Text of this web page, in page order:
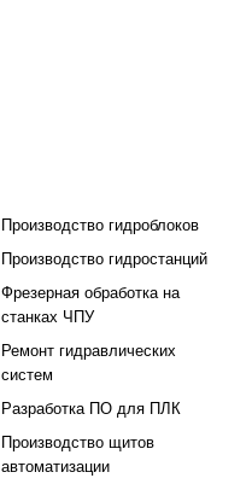
Производство гидроблоков
Производство гидростанций
Фрезерная обработка на
станках ЧПУ
Ремонт гидравлических
систем
Разработка ПО для ПЛК
Производство щитов
автоматизации